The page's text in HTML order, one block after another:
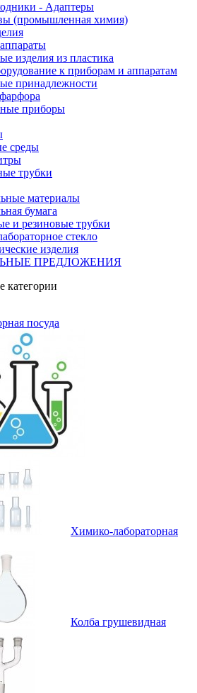
- Адаптеры
(промышленная химия)
изделия из пластика
к приборам и аппаратам
принадлежности
приборы
среды
трубки
материалы
бумага
и резиновые трубки
стекло
изделия
ПРЕДЛОЖЕНИЯ
категории
посуда
Химико-лабораторная
Колба грушевидная